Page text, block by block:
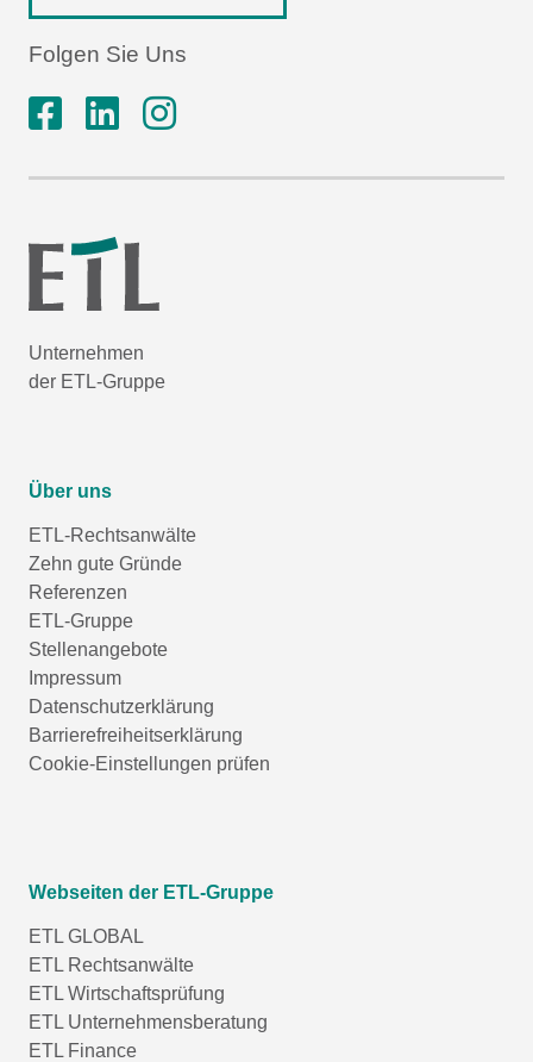
Folgen Sie Uns
Unternehmen
der ETL-Gruppe
Über uns
ETL-Rechtsanwälte
Zehn gute Gründe
Referenzen
ETL-Gruppe
Stellenangebote
Impressum
Datenschutzerklärung
Barrierefreiheitserklärung
Cookie-Einstellungen prüfen
Webseiten der ETL-Gruppe
ETL GLOBAL
ETL Rechtsanwälte
ETL Wirtschaftsprüfung
ETL Unternehmensberatung
ETL Finance